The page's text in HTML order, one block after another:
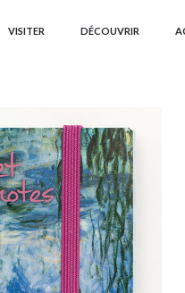
VISITER DÉCOUVRIR